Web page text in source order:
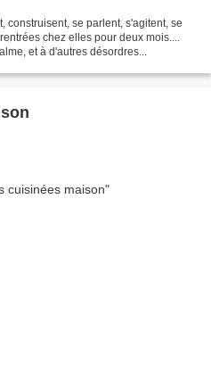
construisent, se parlent, s'agitent, se
chez elles pour deux mois....
et à d'autres désordres...